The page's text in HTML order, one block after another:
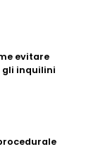
evitare
gli inquilini